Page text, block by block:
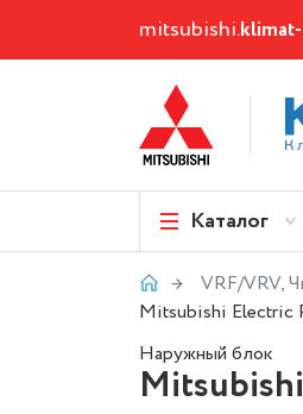
mitsubishi.
Каталог
VRF/VRV,
Mitsubishi Electric
Наружный блок